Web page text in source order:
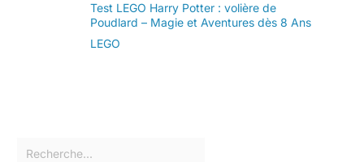
Test LEGO Harry Potter : volière de
Poudlard – Magie et Aventures dès 8 Ans
LEGO